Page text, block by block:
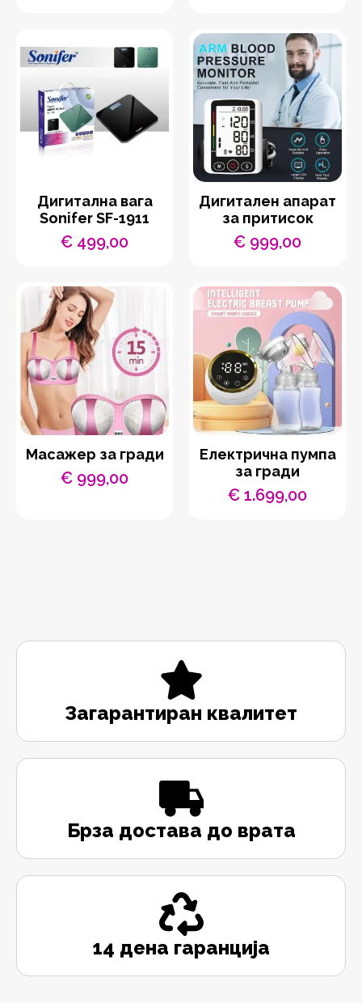
Дигитална вага
Sonifer SF-1911
€ 499,00
Дигитален апарат
за притисок
€ 999,00
Масажер за гради
€ 999,00
Електрична пумпа
за гради
€ 1.699,00
Загарантиран квалитет
Брза достава до врата
14 дена гаранција